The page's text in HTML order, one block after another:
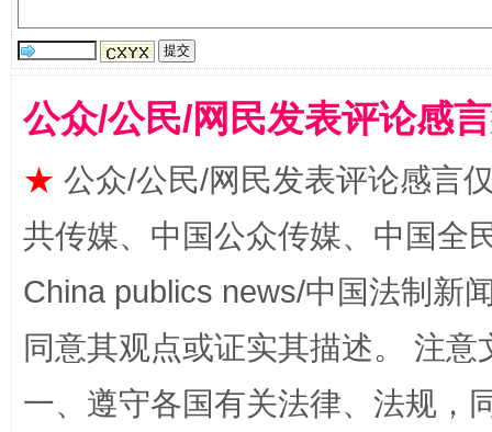
揭批美国五大"原罪" "炒
公众/公民/网民发表评论感
★ 公众/公民/网民发表评论感言
共传媒、中国公众传媒、中国全
China publics news/中国法制新
同意其观点或证实其描述。 注
一、遵守各国有关法律、法规，